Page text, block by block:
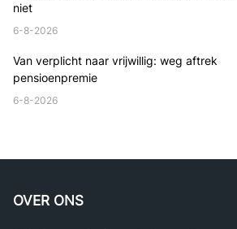
niet
6-8-2026
Van verplicht naar vrijwillig: weg aftrek
pensioenpremie
6-8-2026
OVER ONS